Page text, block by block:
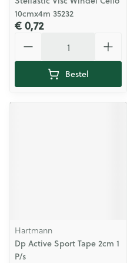
10cmx4m 35232
€ 0,72
Bestel
Hartmann
Dp Active Sport Tape 2cm 1
P/s